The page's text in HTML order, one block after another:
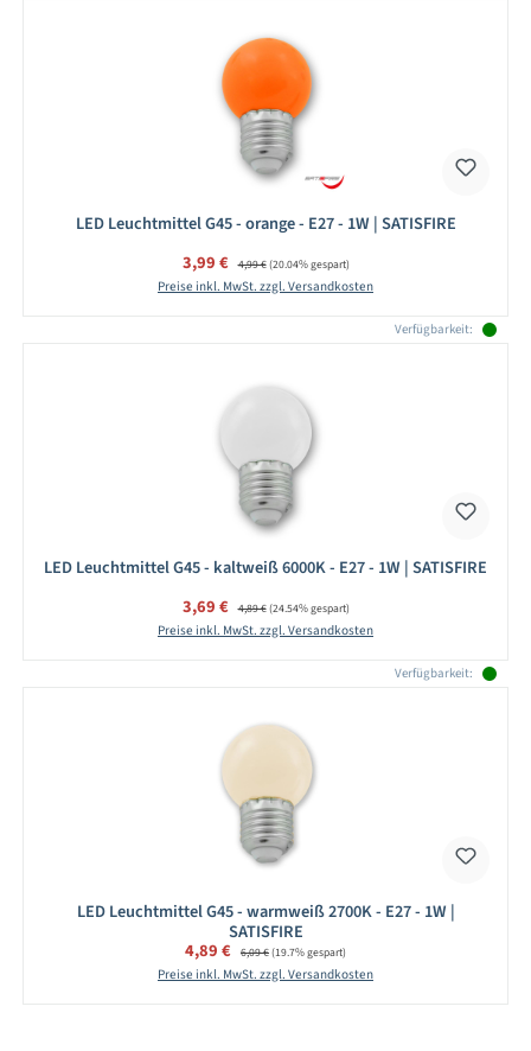
LED Leuchtmittel G45 - orange - E27 - 1W | SATISFIRE
Verkaufspreis:
3,99 € Regulärer Preis:
4,99 €(20.04% gespart)
Preise inkl. MwSt. zzgl. Versandkosten
Verfügbarkeit:
LED Leuchtmittel G45 - kaltweiß 6000K - E27 - 1W | SATISFIRE
Verkaufspreis:
3,69 € Regulärer Preis:
4,89 €(24.54% gespart)
Preise inkl. MwSt. zzgl. Versandkosten
Verfügbarkeit:
LED Leuchtmittel G45 - warmweiß 2700K - E27 - 1W |
SATISFIRE
Verkaufspreis:
4,89 € Regulärer Preis:
6,09 €(19.7% gespart)
Preise inkl. MwSt. zzgl. Versandkosten